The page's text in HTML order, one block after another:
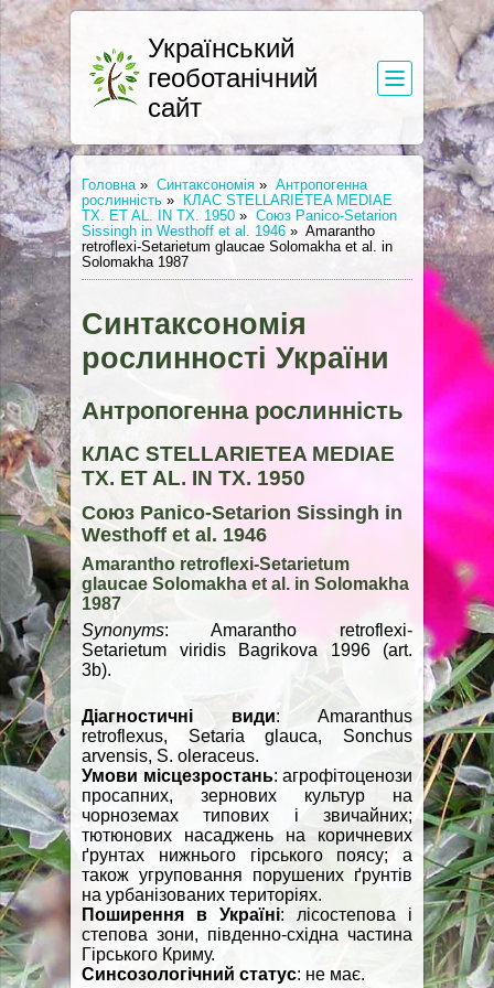
Український
геоботанічний
сайт
Головна » Синтаксономія » Антропогенна
рослинність »
КЛАС STELLARIETEA MEDIAE
TX. ET AL. IN TX. 1950 » Союз Panico-Setarion
Sissingh in Westhoff et al. 1946 » Amarantho
retroflexi-Setarietum glaucae Solomakha et al. in
Solomakha 1987
Синтаксономія
рослинності України
Антропогенна рослинність
КЛАС STELLARIETEA MEDIAE
TX. ET AL. IN TX. 1950
Союз Panico-Setarion Sissingh in
Westhoff et al. 1946
Amarantho retroflexi-Setarietum
glaucae Solomakha et al. in Solomakha
1987
Synonyms: Amarantho retroflexi-
Setarietum viridis Bagrikova 1996 (art.
3b).
Діагностичні види: Amaranthus
retroflexus, Setaria glauca, Sonchus
arvensis, S. oleraceus.
Умови місцезростань: агрофітоценози
просапних, зернових культур на
чорноземах типових і звичайних;
тютюнових насаджень на коричневих
ґрунтах нижнього гірського поясу; а
також угруповання порушених ґрунтів
на урбанізованих територіях.
Поширення в Україні: лісостепова і
степова зони, південно-східна частина
Гірського Криму.
Синсозологічний статус: не має.